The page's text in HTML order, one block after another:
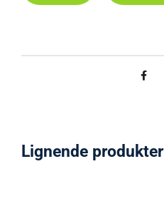
Lignende produkter